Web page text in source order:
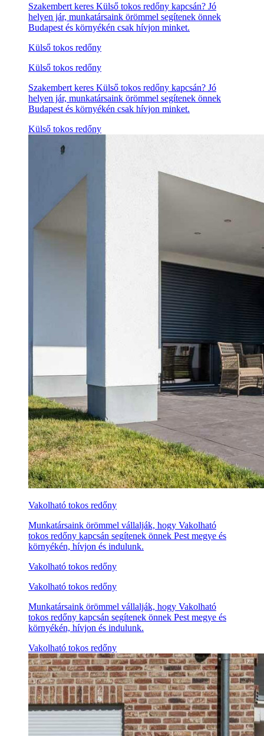
Szakembert keres Külső tokos redőny kapcsán? Jó
helyen jár, munkatársaink örömmel segítenek önnek
Budapest és környékén csak hívjon minket.
Külső tokos redőny
Külső tokos redőny
Szakembert keres Külső tokos redőny kapcsán? Jó
helyen jár, munkatársaink örömmel segítenek önnek
Budapest és környékén csak hívjon minket.
Külső tokos redőny
Vakolható tokos redőny
Munkatársaink örömmel vállalják, hogy Vakolható
tokos redőny kapcsán segítenek önnek Pest megye és
környékén, hívjon és indulunk.
Vakolható tokos redőny
Vakolható tokos redőny
Munkatársaink örömmel vállalják, hogy Vakolható
tokos redőny kapcsán segítenek önnek Pest megye és
környékén, hívjon és indulunk.
Vakolható tokos redőny